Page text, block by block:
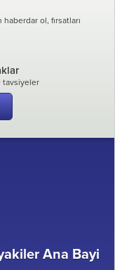
ol, fırsatları
tavsiyeler
Ana Bayi